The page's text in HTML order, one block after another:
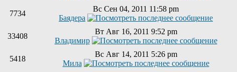
7734
Вс Сен 04, 2011 11:58 pm
Баядера
33408
Вт Авг 16, 2011 9:52 pm
Владимир
5418
Вс Авг 14, 2011 5:26 pm
Мила